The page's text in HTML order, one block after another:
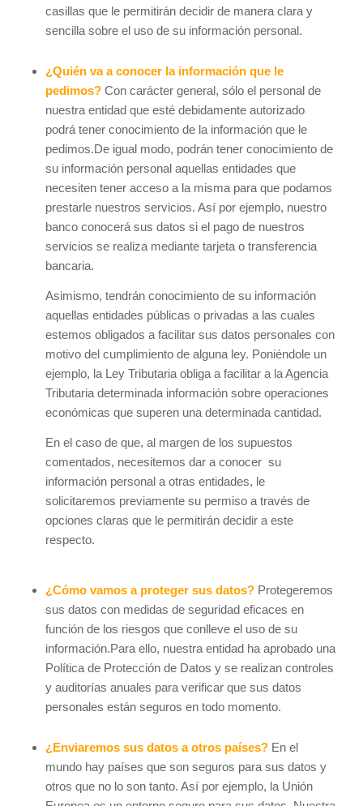
casillas que le permitirán decidir de manera clara y
sencilla sobre el uso de su información personal.
¿Quién va a conocer la información que le
pedimos?Con carácter general, sólo el personal de
nuestra entidad que esté debidamente autorizado
podrá tener conocimiento de la información que le
pedimos.De igual modo, podrán tener conocimiento de
su información personal aquellas entidades que
necesiten tener acceso a la misma para que podamos
prestarle nuestros servicios. Así por ejemplo, nuestro
banco conocerá sus datos si el pago de nuestros
servicios se realiza mediante tarjeta o transferencia
bancaria.
Asimismo, tendrán conocimiento de su información
aquellas entidades públicas o privadas a las cuales
estemos obligados a facilitar sus datos personales con
motivo del cumplimiento de alguna ley. Poniéndole un
ejemplo, la Ley Tributaria obliga a facilitar a la Agencia
Tributaria determinada información sobre operaciones
económicas que superen una determinada cantidad.
En el caso de que, al margen de los supuestos
comentados, necesitemos dar a conocer su
información personal a otras entidades, le
solicitaremos previamente su permiso a través de
opciones claras que le permitirán decidir a este
respecto.
¿Cómo vamos a proteger sus datos?Protegeremos
sus datos con medidas de seguridad eficaces en
función de los riesgos que conlleve el uso de su
información.Para ello, nuestra entidad ha aprobado una
Política de Protección de Datos y se realizan controles
y auditorías anuales para verificar que sus datos
personales están seguros en todo momento.
¿Enviaremos sus datos a otros países?En el
mundo hay países que son seguros para sus datos y
otros que no lo son tanto. Así por ejemplo, la Unión